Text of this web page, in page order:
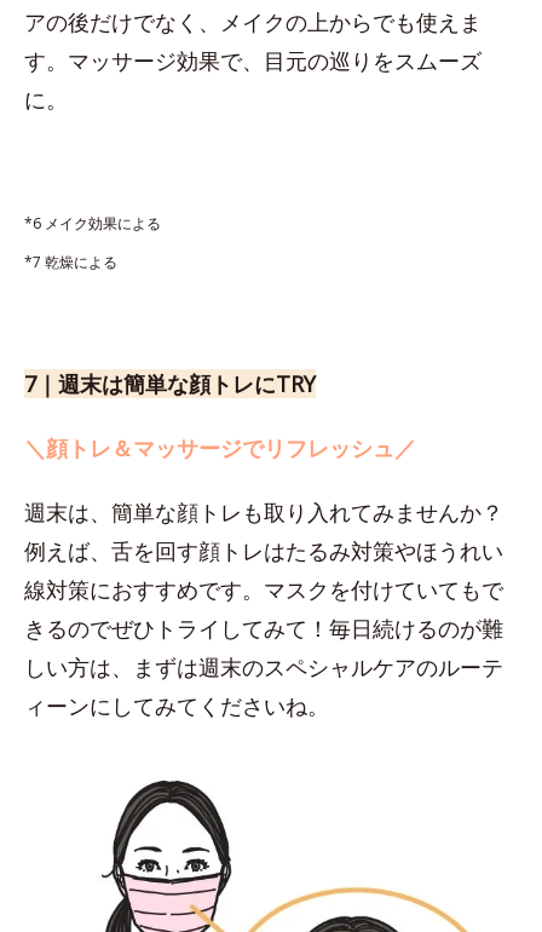
アの後だけでなく、メイクの上からでも使えま
す。マッサージ効果で、目元の巡りをスムーズ
に。
*6 メイク効果による
*7 乾燥による
7｜週末は簡単な顔トレにTRY
＼顔トレ＆マッサージでリフレッシュ／
週末は、簡単な顔トレも取り入れてみませんか？
例えば、舌を回す顔トレはたるみ対策やほうれい
線対策におすすめです。マスクを付けていてもで
きるのでぜひトライしてみて！毎日続けるのが難
しい方は、まずは週末のスペシャルケアのルーテ
ィーンにしてみてくださいね。